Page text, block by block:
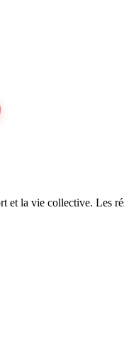
et la vie collective. Les